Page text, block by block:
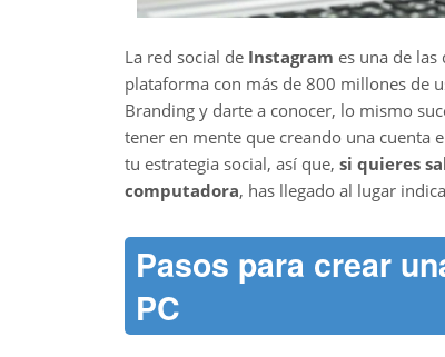
La red social de Instagram es una de
plataforma con más de 800 millones de
Branding y darte a conocer, lo mismo
tener en mente que creando una cuenta
tu estrategia social, así que, si quieres
computadora, has llegado al lugar
Pasos para crear
PC